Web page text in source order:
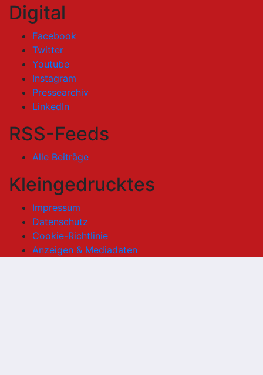
Digital
Facebook
Twitter
Youtube
Instagram
Pressearchiv
LinkedIn
RSS-Feeds
Alle Beiträge
Kleingedrucktes
Impressum
Datenschutz
Cookie-Richtlinie
Anzeigen & Mediadaten